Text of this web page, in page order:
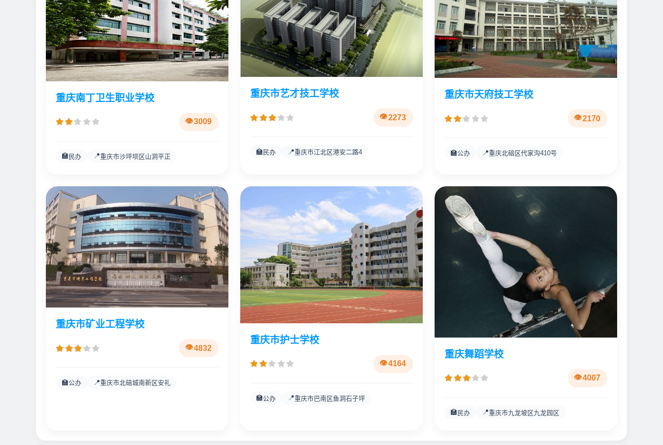
重庆南丁卫生职业学校
3009
🏫民办 📍重庆市沙坪坝区山洞平正
重庆市艺才技工学校
2273
🏫 民办 📍重庆市江北区港安二路4
重庆市天府技工学校
2170
🏫公办 📍重庆北碚区代家沟410号
重庆市矿业工程学校
4832
🏫公办 📍重庆市北碚城南新区安礼
重庆市护士学校
4164
🏫公办 📍重庆市巴南区鱼洞石子坪
重庆舞蹈学校
4007
🏫 民办 📍重庆市九龙坡区九龙园区